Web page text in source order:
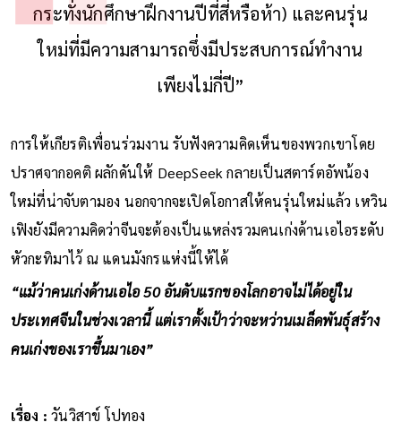
กระทั่งนักศึกษาฝึกงานปีที่สี่หรือห้า) และคนรุ่น
ใหม่ที่มีความสามารถซึ่งมีประสบการณ์ทำงาน
เพียงไม่กี่ปี”
การให้เกียรติเพื่อนร่วมงาน รับฟังความคิดเห็นของพวกเขาโดย
ปราศจากอคติ ผลักดันให้ DeepSeek กลายเป็นสตาร์ตอัพน้อง
ใหม่ที่น่าจับตามอง นอกจากจะเปิดโอกาสให้คนรุ่นใหม่แล้ว เหวิน
เฟิงยังมีความคิดว่าจีนจะต้องเป็นแหล่งรวมคนเก่งด้านเอไอระดับ
หัวกะทิมาไว้ ณ แดนมังกรแห่งนี้ให้ได้
“แม้ว่าคนเก่งด้านเอไอ 50 อันดับแรกของโลกอาจไม่ได้อยู่ใน
ประเทศจีนในช่วงเวลานี้ แต่เราตั้งเป้าว่าจะหว่านเมล็ดพันธุ์สร้าง
คนเก่งของเราขึ้นมาเอง”
เรื่อง : วันวิสาข์ โปทอง